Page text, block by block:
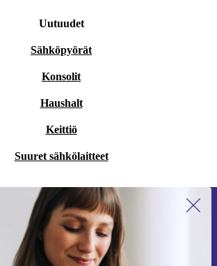
Uutuudet
Sähköpyörät
Konsolit
Haushalt
Keittiö
Suuret sähkölaitteet
Liity ensimmäistä kertaa uutiskirjeen
tilaajaksi ja säästä 15 €!
Älä missaa enää yhtäkään tarjousta.